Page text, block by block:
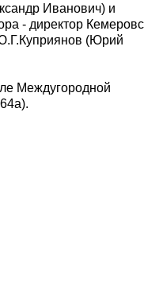
Иванович) и
- директор
(Юрий
Междугородной